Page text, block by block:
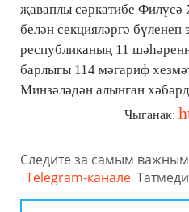
җаваплы сәркатибе Филүсә
белән секцияләргә
республиканың 11
барлыгы 114 мәгариф
Минзәләдән алынган
Чыганак:
Следите за самым
Telegram-канале